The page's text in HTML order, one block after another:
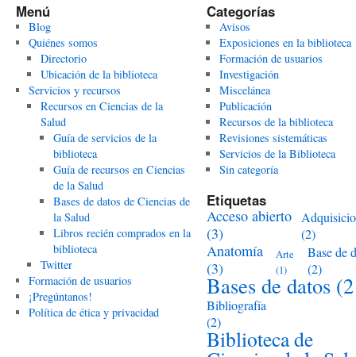
Menú
Blog
Quiénes somos
Directorio
Ubicación de la biblioteca
Servicios y recursos
Recursos en Ciencias de la
Salud
Guía de servicios de la
biblioteca
Guía de recursos en Ciencias
de la Salud
Bases de datos de Ciencias de
la Salud
Libros recién comprados en la
biblioteca
Twitter
Formación de usuarios
¡Pregúntanos!
Política de ética y privacidad
Categorías
Avisos
Exposiciones en la biblioteca
Formación de usuarios
Investigación
Miscelánea
Publicación
Recursos de la biblioteca
Revisiones sistemáticas
Servicios de la Biblioteca
Sin categoría
Etiquetas
Acceso abierto
(3)
(2)
Anatomía
(3)
Arte
(1)
Base de
(2)
Bases de datos
Bibliografía
(2)
Biblioteca de